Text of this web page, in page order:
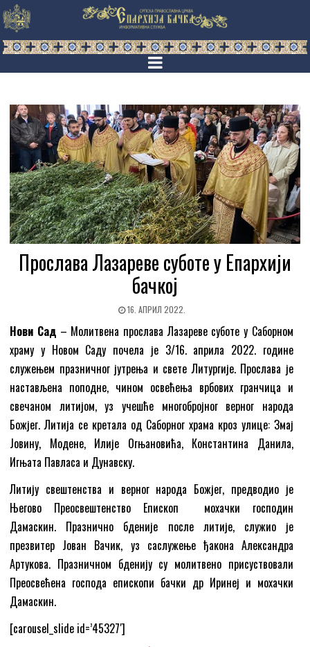
Прослава Лазареве суботе у Епархији
бачкој
16. АПРИЛ 2022.
Нови Сад – Mолитвена прослава Лазареве суботе у Саборном
храму у Новом Саду почела је 3/16. априла 2022. године
служењем празничног јутрења и свете Литургије. Прослава је
настављена поподне, чином освећења врбових гранчица и
свечаном литијом, уз учешће многобројног верног народа
Божјег. Литија се кретала од Саборног храма кроз улице: Змај
Јовину, Модене, Илије Огњановића, Константина Данила,
Игњата Павласа и Дунавску.
Литију свештенства и верног народа Божјег, предводио је
Његово Преосвештенство Епископ мохачки господин
Дамаскин. Празнично бденије после литије, служио је
презвитер Јован Вачик, уз саслужење ђакона Александра
Артукова. Празничном бденију су молитвено присуствовали
Преосвећена господа епископи бачки др Иринеј и мохачки
Дамаскин.
[carousel_slide id=’45327′]